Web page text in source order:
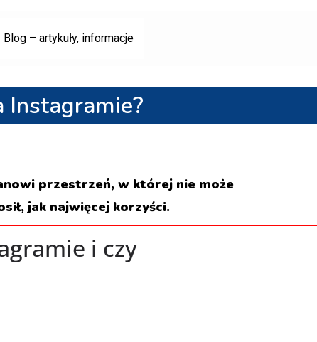
Blog – artykuły, informacje
przestrzeń, w której nie może
jak najwięcej korzyści.
i czy